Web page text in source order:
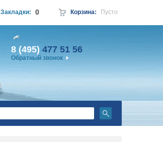
8 (495) 477 51 56
Обратный звонок
Корзина: Пусто
Закладки: 0